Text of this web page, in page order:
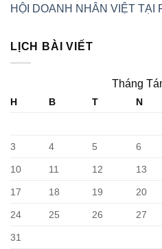
HỘI DOANH NHÂN VIỆT TẠI
LỊCH BÀI VIẾT
Tháng
H B T N
3 4 5 6
10 11 12 13
17 18 19 20
24 25 26 27
31